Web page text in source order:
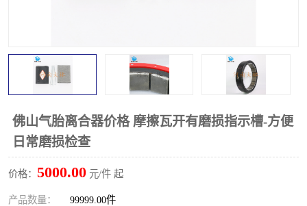
佛山气胎离合器价格 摩擦瓦开有磨损指示槽-方便
日常磨损检查
价格： 5000.00 元/件 起
产品数量： 99999.00件